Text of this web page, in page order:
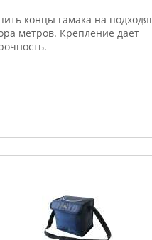
концы гамака на
метров. Крепление дает